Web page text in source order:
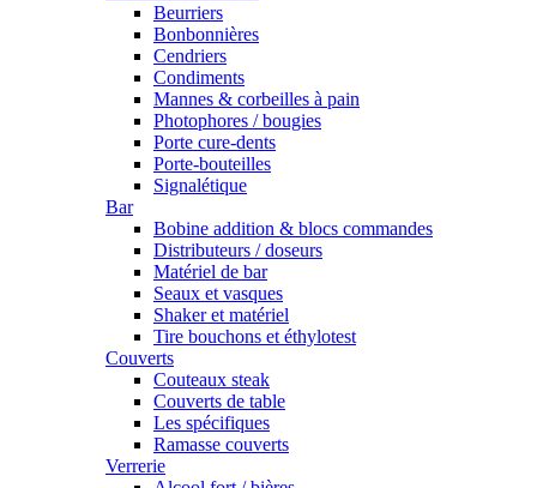
Beurriers
Bonbonnières
Cendriers
Condiments
Mannes & corbeilles à pain
Photophores / bougies
Porte cure-dents
Porte-bouteilles
Signalétique
Bar
Bobine addition & blocs commandes
Distributeurs / doseurs
Matériel de bar
Seaux et vasques
Shaker et matériel
Tire bouchons et éthylotest
Couverts
Couteaux steak
Couverts de table
Les spécifiques
Ramasse couverts
Verrerie